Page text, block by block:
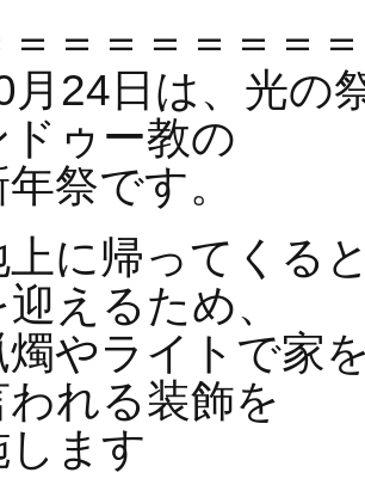
＝＝＝＝＝＝＝
月24日は、光の
ドゥー教の
祭です。
上に帰ってくる
迎えるため、
燭やライトで家
われる装飾を
します